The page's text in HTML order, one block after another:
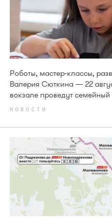
Роботы, мастер-классы,
Валерия Сюткина — 22
вокзале проведут семейный
НОВОСТИ